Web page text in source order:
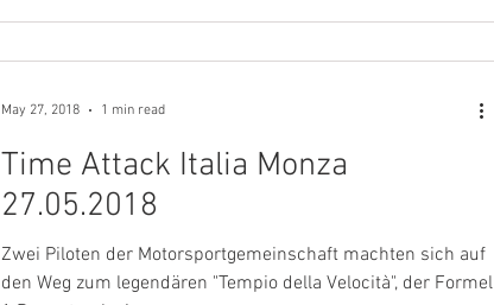
Time Attack Italia Monza
27.05.2018
Zwei Piloten der Motorsportgemeinschaft machten sich auf
den Weg zum legendären "Tempio della Velocità", der Formel
May 27, 2018 1 min read